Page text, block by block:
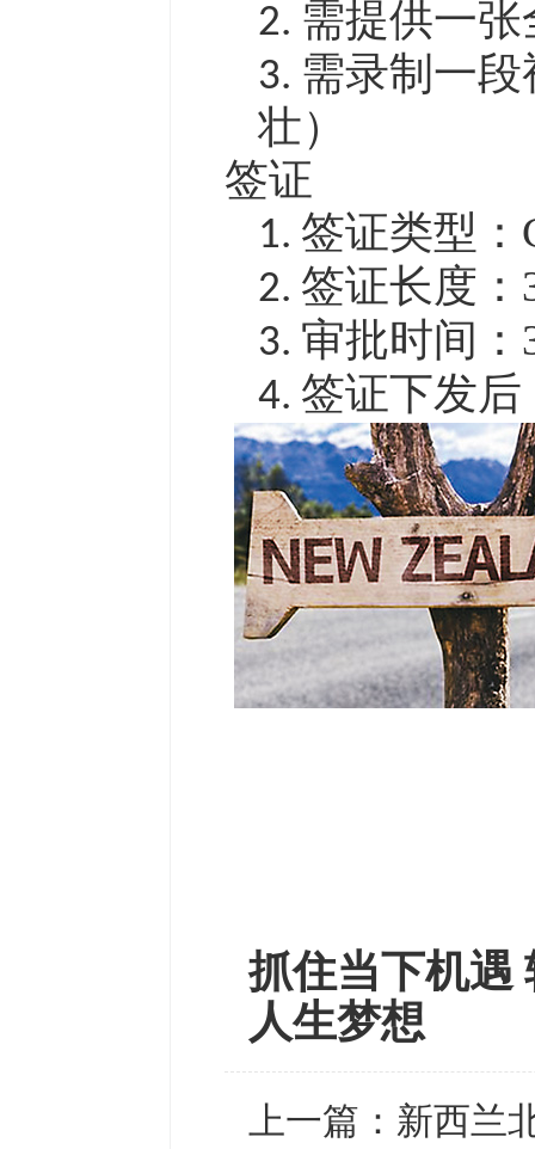
2. 需提供一张
3. 需录制一
壮）
签证
1. 签证类型：
2. 签证长度：
3. 审批时间：
4. 签证下发
抓住当下机遇
人生梦想
上一篇： 新西兰